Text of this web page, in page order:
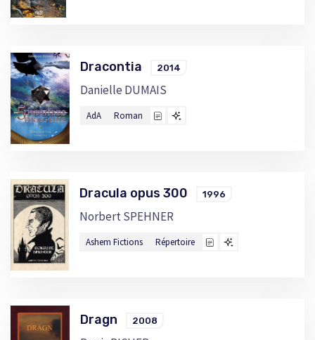
Dracontia 2014
Danielle DUMAIS
AdA Roman
Dracula opus 300 1996
Norbert SPEHNER
Ashem Fictions Répertoire
Dragn 2008